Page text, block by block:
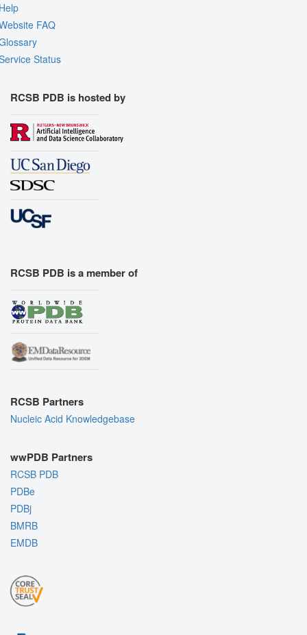
Quality Assessment
Assembly Symmetry
Export Animation
FAQ
Status
RCSB PDB is hosted by
RCSB PDB is a member of
RCSB Partners
Nucleic Acid Knowledgebase
wwPDB Partners
RCSB PDB
PDBe
PDBj
BMRB
EMDB